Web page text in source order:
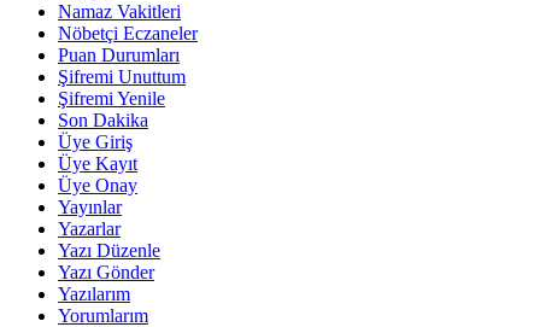
Namaz Vakitleri
Nöbetçi Eczaneler
Puan Durumları
Şifremi Unuttum
Şifremi Yenile
Son Dakika
Üye Giriş
Üye Kayıt
Üye Onay
Yayınlar
Yazarlar
Yazı Düzenle
Yazı Gönder
Yazılarım
Yorumlarım